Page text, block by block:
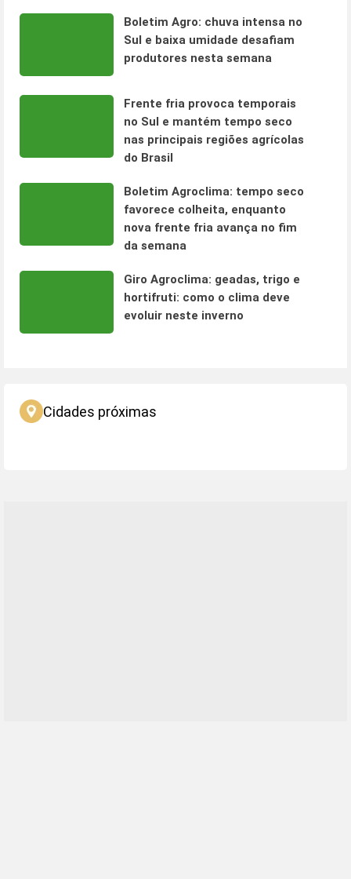
Boletim Agro: chuva intensa no
Sul e baixa umidade desafiam
produtores nesta semana
Frente fria provoca temporais
no Sul e mantém tempo seco
nas principais regiões agrícolas
do Brasil
Boletim Agroclima: tempo seco
favorece colheita, enquanto
nova frente fria avança no fim
da semana
Giro Agroclima: geadas, trigo e
hortifruti: como o clima deve
evoluir neste inverno
Cidades próximas